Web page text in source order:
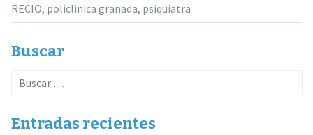
RECIO, policlinica granada, psiquiatra
Buscar
Buscar:
Entradas recientes